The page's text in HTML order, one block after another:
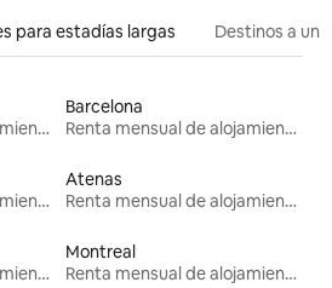
para estadías largas Destinos a un
Renta mensual de alojamientos
Barcelona
Renta mensual de alojamientos
Renta mensual de alojamientos
Atenas
Renta mensual de alojamientos
Renta mensual de alojamientos
Montreal
Renta mensual de alojamientos